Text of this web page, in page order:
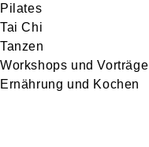
Pilates
Tai Chi
Tanzen
Workshops und Vorträge
Ernährung und Kochen